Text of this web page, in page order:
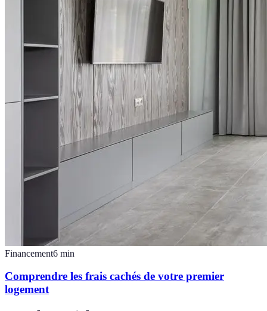
Financement6 min
Comprendre les frais cachés de votre premier
logement